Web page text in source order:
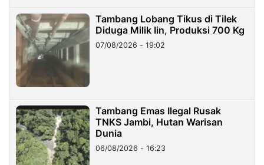
Tambang Lobang Tikus di Tilek
Diduga Milik Iin, Produksi 700 Kg
07/08/2026 - 19:02
Tambang Emas Ilegal Rusak
TNKS Jambi, Hutan Warisan
Dunia
06/08/2026 - 16:23